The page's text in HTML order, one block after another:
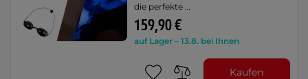
die perfekte …
159,90 €
auf Lager – 13.8. bei Ihnen
Kaufen